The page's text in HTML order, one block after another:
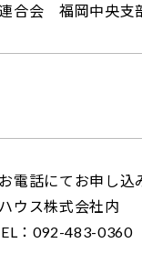
合会 福岡中央支
電話にてお申し込
ウス株式会社内
：092-483-0360